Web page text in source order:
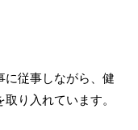
に従事しながら、健
り入れています。